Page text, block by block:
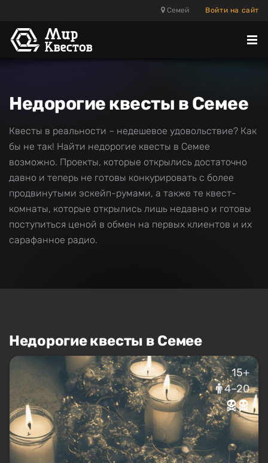
Семей Войти на сайт
Недорогие квесты в Семее
Квесты в реальности – недешевое удовольствие? Как
бы не так! Найти недорогие квесты в Семее
возможно. Проекты, которые открылись достаточно
давно и теперь не готовы конкурировать с более
продвинутыми эскейп-румами, а также те квест-
комнаты, которые открылись лишь недавно и готовы
поступиться ценой в обмен на первых клиентов и их
сарафанное радио.
Недорогие квесты в Семее
15+
4–20